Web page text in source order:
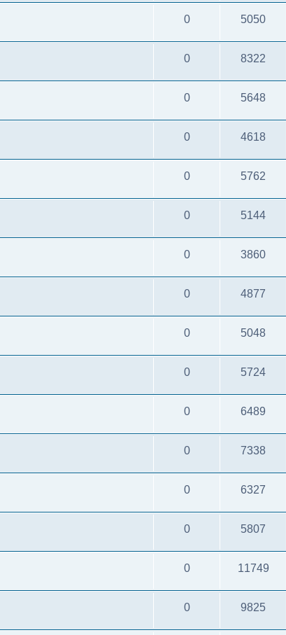
0 5050
0 8322
0 5648
0 4618
0 5762
0 5144
0 3860
0 4877
0 5048
0 5724
0 6489
0 7338
0 6327
0 5807
0 11749
0 9825